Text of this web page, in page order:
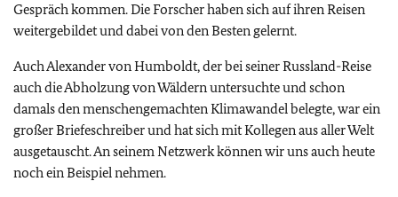
Gespräch kommen. Die Forscher haben sich auf ihren Reisen
weitergebildet und dabei von den Besten gelernt.
Auch Alexander von Humboldt, der bei seiner Russland-Reise
auch die Abholzung von Wäldern untersuchte und schon
damals den menschengemachten Klimawandel belegte, war ein
großer Briefeschreiber und hat sich mit Kollegen aus aller Welt
ausgetauscht. An seinem Netzwerk können wir uns auch heute
noch ein Beispiel nehmen.